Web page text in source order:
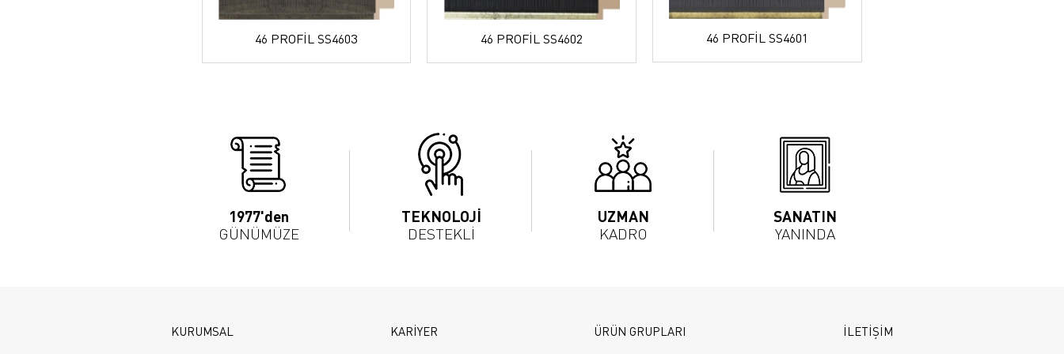
46 PROFİL SS4603 46 PROFİL SS4602 46 PROFİL SS4601
1977'den
GÜNÜMÜZE
TEKNOLOJİ
DESTEKLİ
UZMAN
KADRO
SANATIN
YANINDA
KURUMSAL KARİYER ÜRÜN GRUPLARI İLETİŞİM